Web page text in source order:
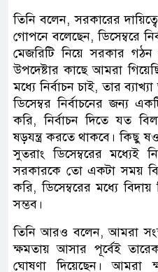
তিনি বলেন, সরকারের
গোপনে বলেছেন, ডিসেম্বরে
মেজরিটি নিয়ে সরকার
উপদেষ্টার কাছে আমরা
মধ্যে নির্বাচন চাই, তার
ডিসেম্বর নির্বাচনের জন্য
করি, নির্বাচন দিতে যত
ষড়যন্ত্র করতে থাকবে। কিছু
সুতরাং ডিসেম্বরের মধ্যেই
সরকারকে তো একটা সময়
করি, ডিসেম্বরের মধ্যে
সম্ভব।
তিনি আরও বলেন, আমরা
ক্ষমতায় আসার পূর্বেই
ঘোষণা দিয়েছেন। আমরা